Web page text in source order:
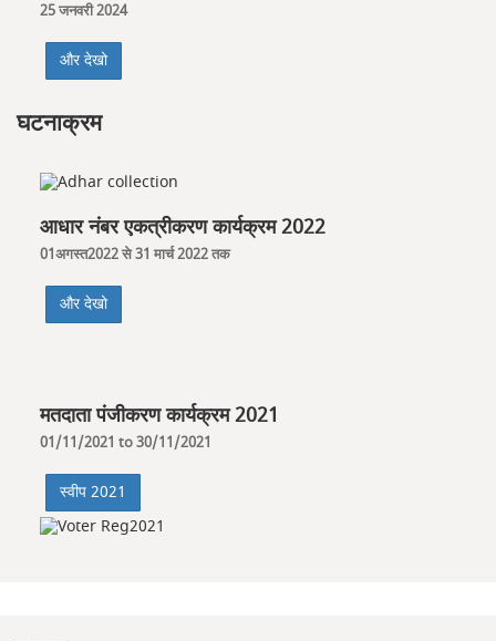
25 जनवरी 2024
और देखो
घटनाक्रम
आधार नंबर एकत्रीकरण कार्यक्रम 2022
01अगस्त2022 से 31 मार्च 2022 तक
और देखो
मतदाता पंजीकरण कार्यक्रम 2021
01/11/2021 to 30/11/2021
स्वीप 2021